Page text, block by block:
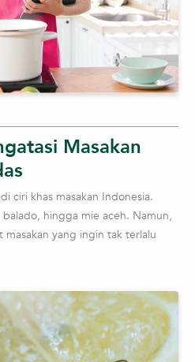
Masakan
ciri khas masakan Indonesia.
hingga mie aceh. Namun,
yang ingin tak terlalu